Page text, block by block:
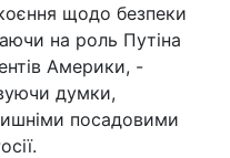
щодо безпеки
на роль Путіна
Америки, -
думки,
посадовими